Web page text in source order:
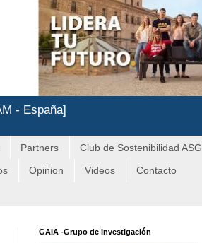
- España]
Partners Club de Sostenibilidad ASG
Opinion Videos Contacto
GAIA -Grupo de Investigación